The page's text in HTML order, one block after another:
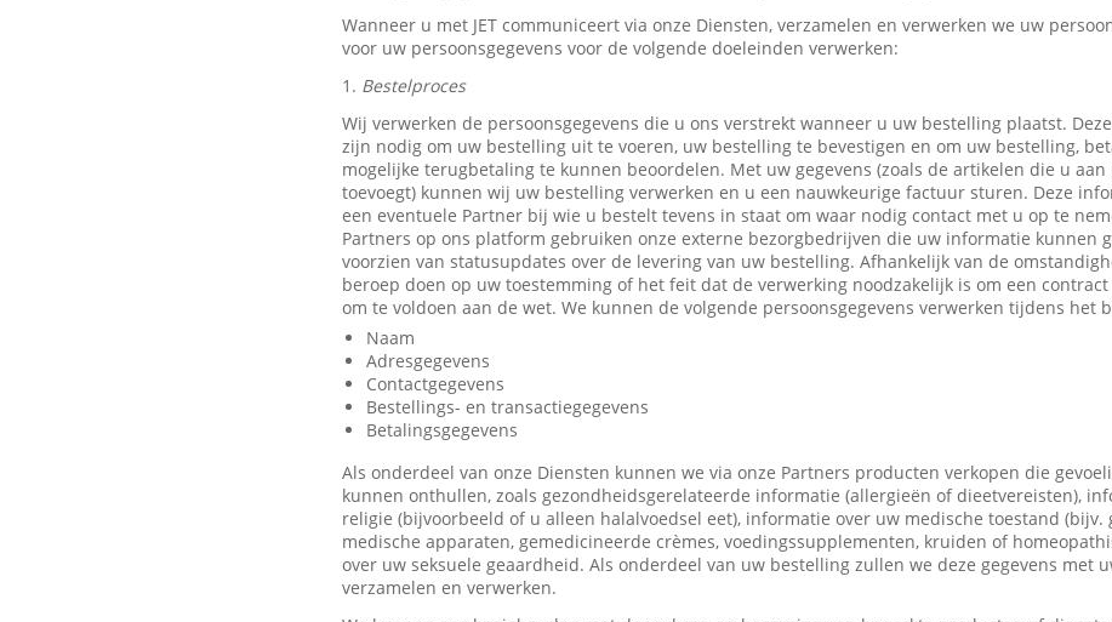
Wanneer u met JET communiceert via onze Diensten, verzamelen en verwerken we uw
voor uw persoonsgegevens voor de volgende doeleinden verwerken:
1. Bestelproces
Wij verwerken de persoonsgegevens die u ons verstrekt wanneer u uw bestelling plaatst.
zijn nodig om uw bestelling uit te voeren, uw bestelling te bevestigen en om uw bestelling,
mogelijke terugbetaling te kunnen beoordelen. Met uw gegevens (zoals de artikelen die u
toevoegt) kunnen wij uw bestelling verwerken en u een nauwkeurige factuur sturen. Deze
een eventuele Partner bij wie u bestelt tevens in staat om waar nodig contact met u op te
Partners op ons platform gebruiken onze externe bezorgbedrijven die uw informatie kunnen
voorzien van statusupdates over de levering van uw bestelling. Afhankelijk van de
beroep doen op uw toestemming of het feit dat de verwerking noodzakelijk is om een
om te voldoen aan de wet. We kunnen de volgende persoonsgegevens verwerken tijdens het
Naam
Adresgegevens
Contactgegevens
Bestellings- en transactiegegevens
Betalingsgegevens
Als onderdeel van onze Diensten kunnen we via onze Partners producten verkopen die
kunnen onthullen, zoals gezondheidsgerelateerde informatie (allergieën of dieetvereisten),
religie (bijvoorbeeld of u alleen halalvoedsel eet), informatie over uw medische toestand (bijv.
medische apparaten, gemedicineerde crèmes, voedingssupplementen, kruiden of
over uw seksuele geaardheid. Als onderdeel van uw bestelling zullen we deze gegevens met
verzamelen en verwerken.